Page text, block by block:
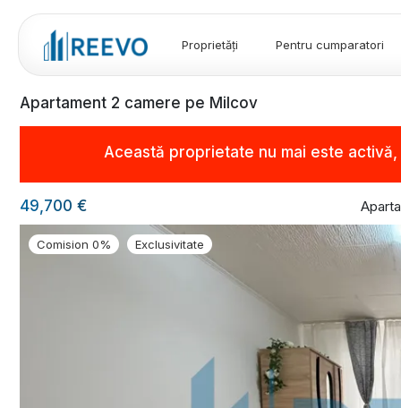
Proprietăți Pentru cumparatori
Apartament 2 camere pe Milcov
Această proprietate nu mai este activă,
49,700 €
Comision 0% Exclusivitate